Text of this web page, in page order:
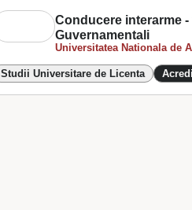
Conducere interarme -
Guvernamentali
Universitatea Nationala de
Studii Universitare de Licenta